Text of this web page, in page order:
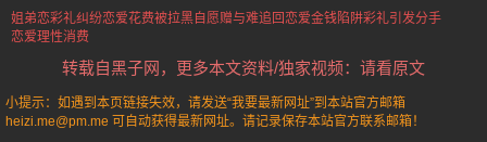
姐弟恋彩礼纠纷恋爱花费被拉黑 自愿赠与难追回 恋爱金钱陷阱彩礼引发分手
恋爱理性消费
转载自黑子网，更多本文资料/独家视频：请看原文
小提示：如遇到本页链接失效，请发送“我要最新网址”到本站官方邮箱
heizi.me@pm.me 可自动获得最新网址。请记录保存本站官方联系邮箱！